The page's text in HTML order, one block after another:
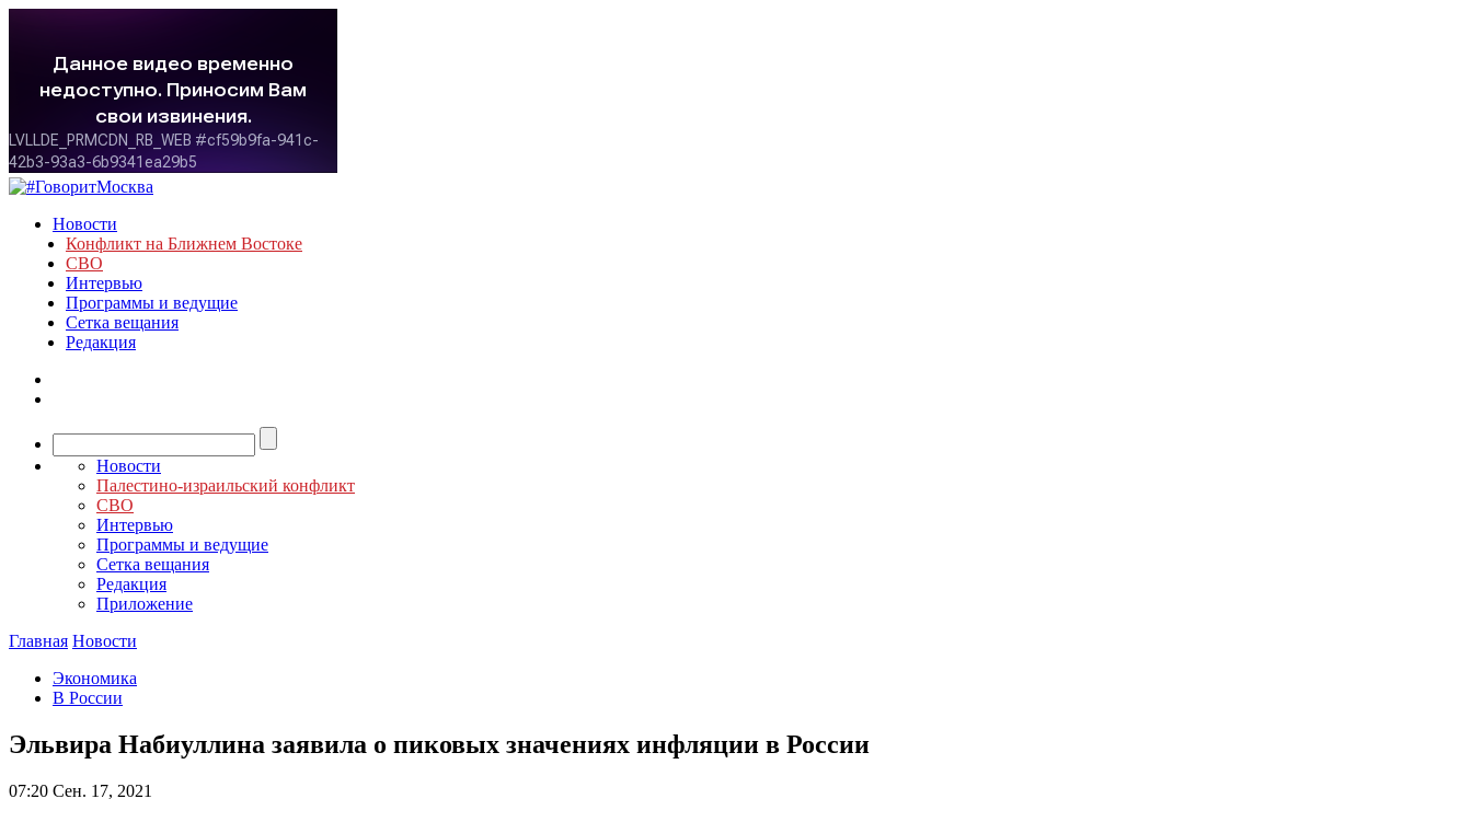
Новости
Конфликт на Ближнем Востоке
СВО
Интервью
Программы и ведущие
Сетка вещания
Редакция
Новости
Палестино-израильский конфликт
СВО
Интервью
Программы и ведущие
Сетка вещания
Редакция
Приложение
Главная Новости
Экономика
В России
Эльвира Набиуллина заявила о пиковых значениях инфляции в России
07:20 Сен. 17, 2021